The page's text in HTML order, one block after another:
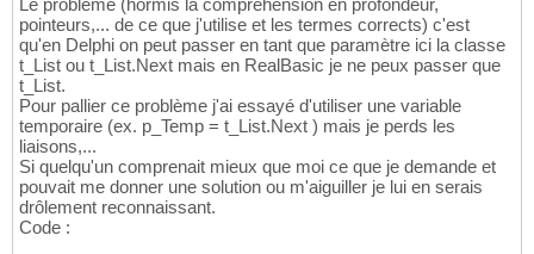
Le problème (hormis la compréhension en profondeur,
pointeurs,... de ce que j'utilise et les termes corrects) c'est
qu'en Delphi on peut passer en tant que paramètre ici la classe
t_List ou t_List.Next mais en RealBasic je ne peux passer que
t_List.
Pour pallier ce problème j'ai essayé d'utiliser une variable
temporaire (ex. p_Temp = t_List.Next ) mais je perds les
liaisons,...
Si quelqu'un comprenait mieux que moi ce que je demande et
pouvait me donner une solution ou m'aiguiller je lui en serais
drôlement reconnaissant.
Code :